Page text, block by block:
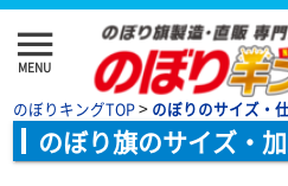
menu
MENU
のぼりキングTOP> のぼりのサイズ・
のぼり旗のサイズ・